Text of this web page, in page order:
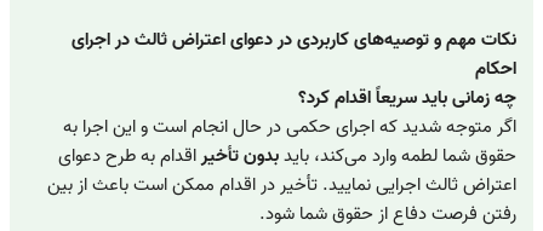
نکات مهم و توصیه‌های کاربردی در دعوای اعتراض ثالث در اجرای
احکام
چه زمانی باید سریعاً اقدام کرد؟
اگر متوجه شدید که اجرای حکمی در حال انجام است و این اجرا به
حقوق شما لطمه وارد می‌کند، بایدبدون تأخیر اقدام به طرح دعوای
اعتراض ثالث اجرایی نمایید. تأخیر در اقدام ممکن است باعث از بین
رفتن فرصت دفاع از حقوق شما شود.